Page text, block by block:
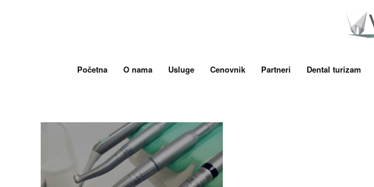
Početna O nama Usluge Cenovnik Partneri Dental turizam